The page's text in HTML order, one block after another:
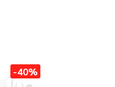
-40%